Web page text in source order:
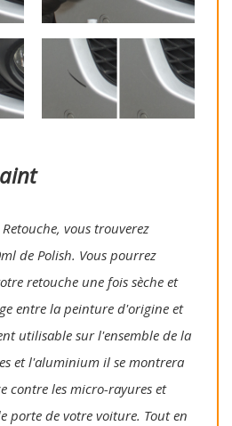
vous trouverez
de Polish. Vous pourrez
retouche une fois sèche et
entre la peinture d'origine et
utilisable sur l'ensemble de la
et l'aluminium il se montrera
contre les micro-rayures et
porte de votre voiture. Tout en